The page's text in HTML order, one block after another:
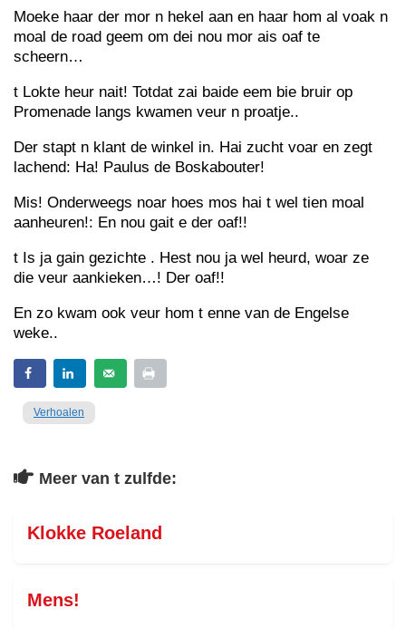
Moeke haar der mor n hekel aan en haar hom al voak n
moal de road geem om dei nou mor ais oaf te
scheern…
t Lokte heur nait! Totdat zai baide eem bie bruir op
Promenade langs kwamen veur n proatje..
Der stapt n klant de winkel in. Hai zucht voar en zegt
lachend: Ha! Paulus de Boskabouter!
Mis! Onderweegs noar hoes mos hai t wel tien moal
aanheuren!: En nou gait e der oaf!!
t Is ja gain gezichte . Hest nou ja wel heurd, woar ze
die veur aankieken…! Der oaf!!
En zo kwam ook veur hom t enne van de Engelse
weke..
Verhoalen
Meer van t zulfde:
Klokke Roeland
Mens!